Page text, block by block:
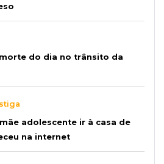
do dia no trânsito da
adolescente ir à casa de
na internet